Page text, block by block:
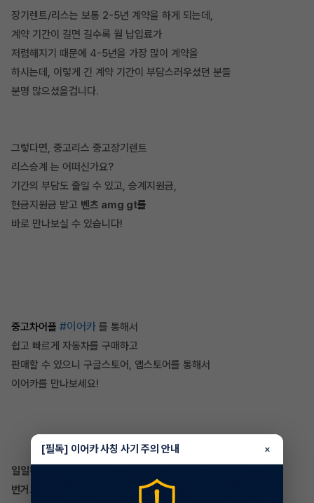
장기렌트/리스는 보통 2-5년 계약을 하게 되는데,
계약 기간이 길면 길수록 월 납입료가
저렴해지기 때문에 4-5년을 가장 많이 계약을
하시는데, 이렇게 긴 계약 기간이 부담스러우셨던 분들
분명 많으셨을겁니다.
그렇다면, 중고리스 중고장기렌트
리스승계 는 어떠신가요?
기간의 부담도 줄일 수 있고, 승계지원금,
현금지원금 받고 벤츠 amg gt를
바로 만나보실 수 있습니다!
중고차어플 #이어카 를 통해서
쉽고 빠르게 자동차를 구매하고
판매할 수 있으니 구글스토어, 앱스토어를 통해서
이어카를 만나보세요!
일일히 차량 정보 등록했던
번거로움은 이제 NO!
[필독] 이어카 사칭 사기 주의 안내 ×